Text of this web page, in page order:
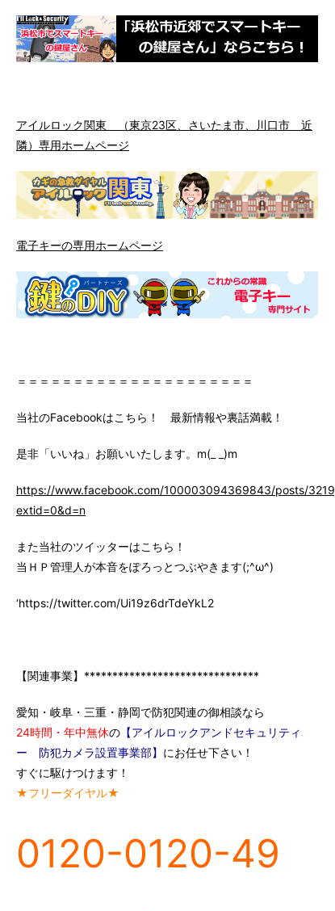
アイルロック関東 （東京23区、さいたま市、川口市 近
隣）専用ホームページ
電子キーの専用ホームページ
＝＝＝＝＝＝＝＝＝＝＝＝＝＝＝＝＝＝＝＝＝
当社のFacebookはこちら！ 最新情報や裏話満載！
是非「いいね」お願いいたします。m(_ _)m
https://www.facebook.com/100003094369843/posts/
extid=0&d=n
また当社のツイッターはこちら！
当ＨＰ管理人が本音をぽろっとつぶやきます(;^ω^)
‘https://twitter.com/Ui19z6drTdeYkL2
【関連事業】*******************************
愛知・岐阜・三重・静岡で防犯関連の御相談なら
24時間・年中無休の 【アイルロックアンドセキュリティ
ー 防犯カメラ設置事業部】 にお任せ下さい！
すぐに駆けつけます！
★フリーダイヤル★
0120-0120-49